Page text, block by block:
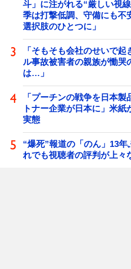
斗」に注がれる“厳しい視
季は打撃低調、守備にも
選択肢のひとつに」
「そもそも会社のせいで
ル事故被害者の親族が慟
は…」
「プーチンの戦争を日本
トナー企業が日本に」米
実態
“爆死”報道の「のん」13
れでも視聴者の評判が上々